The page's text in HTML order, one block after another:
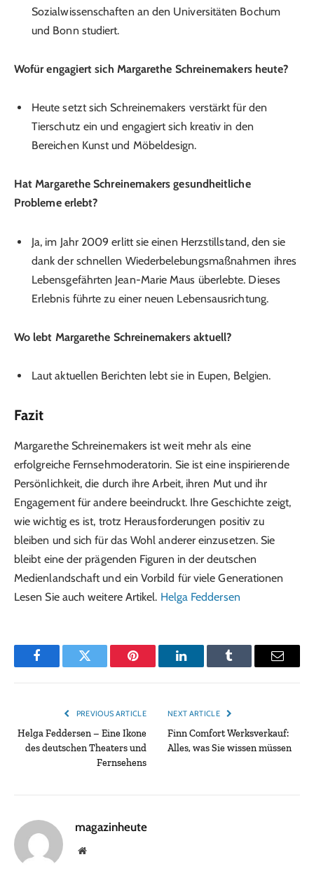
Sozialwissenschaften an den Universitäten Bochum
und Bonn studiert.
Wofür engagiert sich Margarethe Schreinemakers heute?
Heute setzt sich Schreinemakers verstärkt für den
Tierschutz ein und engagiert sich kreativ in den
Bereichen Kunst und Möbeldesign.
Hat Margarethe Schreinemakers gesundheitliche
Probleme erlebt?
Ja, im Jahr 2009 erlitt sie einen Herzstillstand, den sie
dank der schnellen Wiederbelebungsmaßnahmen ihres
Lebensgefährten Jean-Marie Maus überlebte. Dieses
Erlebnis führte zu einer neuen Lebensausrichtung.
Wo lebt Margarethe Schreinemakers aktuell?
Laut aktuellen Berichten lebt sie in Eupen, Belgien.
Fazit
Margarethe Schreinemakers ist weit mehr als eine
erfolgreiche Fernsehmoderatorin. Sie ist eine inspirierende
Persönlichkeit, die durch ihre Arbeit, ihren Mut und ihr
Engagement für andere beeindruckt. Ihre Geschichte zeigt,
wie wichtig es ist, trotz Herausforderungen positiv zu
bleiben und sich für das Wohl anderer einzusetzen. Sie
bleibt eine der prägenden Figuren in der deutschen
Medienlandschaft und ein Vorbild für viele Generationen
Lesen Sie auch weitere Artikel. Helga Feddersen
FacebookTwitter Pinterest LinkedInTumblr Email
PREVIOUS ARTICLE
Helga Feddersen – Eine Ikone
des deutschen Theaters und
Fernsehens
NEXT ARTICLE
Finn Comfort Werksverkauf:
Alles, was Sie wissen müssen
magazinheute
Website